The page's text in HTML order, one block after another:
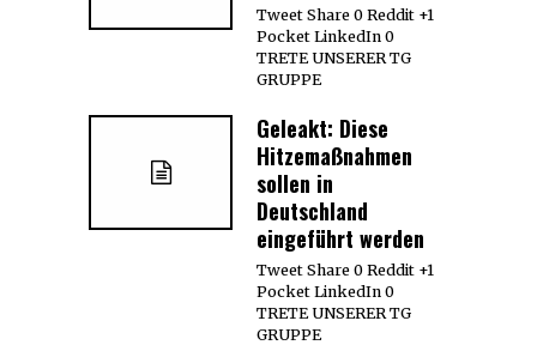
Tweet Share 0 Reddit +1
Pocket LinkedIn 0
TRETE UNSERER TG
GRUPPE
Geleakt: Diese
Hitzemaßnahmen
sollen in
Deutschland
eingeführt werden
Tweet Share 0 Reddit +1
Pocket LinkedIn 0
TRETE UNSERER TG
GRUPPE